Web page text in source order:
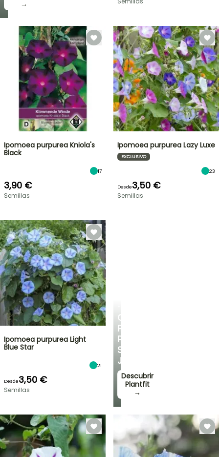
→
CONSEJOS
PERSONALIZADOS
PARA
SU
JARDÍN
Descubrir
Plantfit
→
Ipomoea purpurea Kniola's
Black
17
3,90 €
Semillas
Ipomoea purpurea Lazy Luxe
EXCLUSIVO
23
Desde3,50 €
Semillas
Ipomoea purpurea Light
Blue Star
21
Desde3,50 €
Semillas